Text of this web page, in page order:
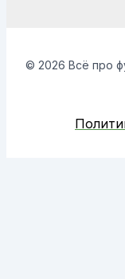
© 2026 Всё про